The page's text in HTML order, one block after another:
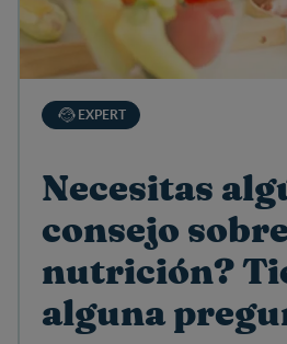
EXPERT
Necesitas
consejo sobre
nutrición?
alguna